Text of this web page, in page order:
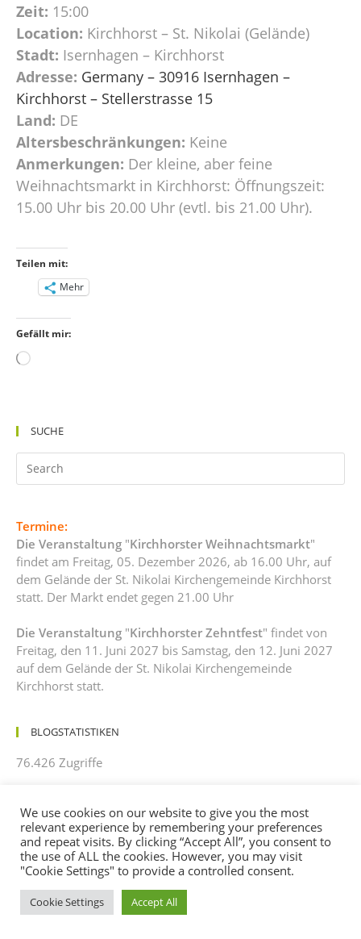
Zeit: 15:00
Location: Kirchhorst – St. Nikolai (Gelände)
Stadt: Isernhagen – Kirchhorst
Adresse: Germany – 30916 Isernhagen –
Kirchhorst – Stellerstrasse 15
Land: DE
Altersbeschränkungen: Keine
Anmerkungen: Der kleine, aber feine
Weihnachtsmarkt in Kirchhorst: Öffnungszeit:
15.00 Uhr bis 20.00 Uhr (evtl. bis 21.00 Uhr).
Teilen mit:
Mehr
Gefällt mir:
Wird
SUCHE
Termine:
Die Veranstaltung "Kirchhorster Weihnachtsmarkt"
findet am Freitag, 05. Dezember 2026, ab 16.00 Uhr, auf
dem Gelände der St. Nikolai Kirchengemeinde Kirchhorst
statt. Der Markt endet gegen 21.00 Uhr
Die Veranstaltung "Kirchhorster Zehntfest" findet von
Freitag, den 11. Juni 2027 bis Samstag, den 12. Juni 2027
auf dem Gelände der St. Nikolai Kirchengemeinde
Kirchhorst statt.
BLOGSTATISTIKEN
76.426 Zugriffe
TOP-BEITRÄGE UND TOP-SEITEN
Rückblick Kirchhorster Zehntfest 2023, bunt, laut, Best Of!
Zur Zeit keine Events
We use cookies on our website to give you the most
relevant experience by remembering your preferences
and repeat visits. By clicking “Accept All”, you consent to
the use of ALL the cookies. However, you may visit
"Cookie Settings" to provide a controlled consent.
Cookie Settings Accept All